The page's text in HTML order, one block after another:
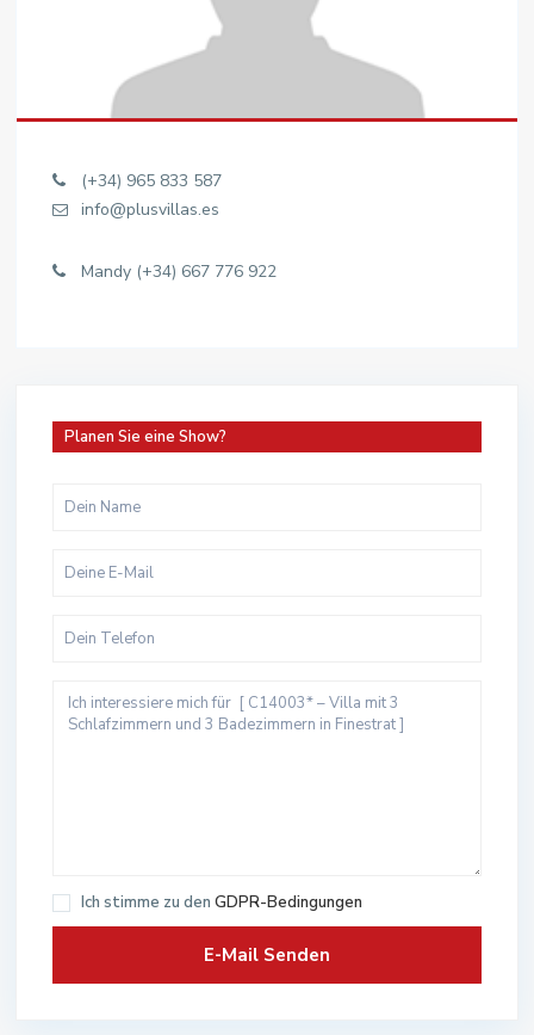
(+34) 965 833 587
info@plusvillas.es
Mandy (+34) 667 776 922
Planen Sie eine Show?
Ich stimme zu den GDPR-Bedingungen